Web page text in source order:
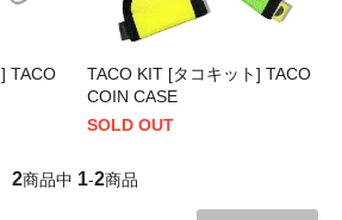
TACO
TACO KIT [タコキット] TACO
COIN CASE
SOLD OUT
2商品中 1-2商品